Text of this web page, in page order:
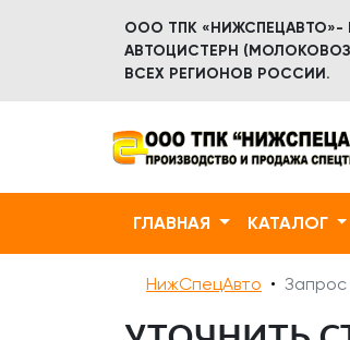
ООО ТПК
АВТОЦИСТЕРН
ВСЕХ РЕГИОНОВ РОССИИ.
ГЛАВНАЯ КАТАЛОГ
НижСпецАвто Запрос